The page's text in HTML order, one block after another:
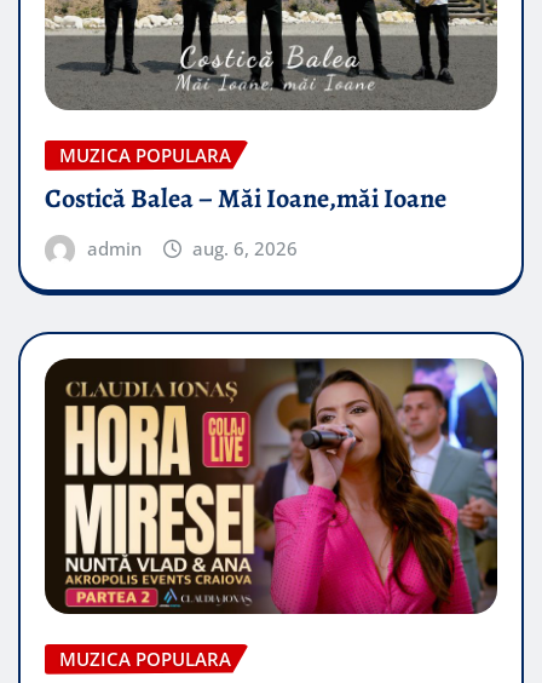
MUZICA POPULARA
Costică Balea – Măi Ioane,măi Ioane
admin aug. 6, 2026
MUZICA POPULARA